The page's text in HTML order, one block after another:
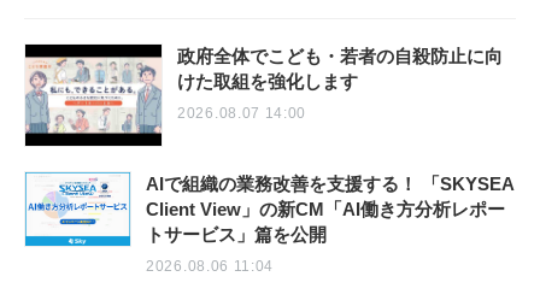
政府全体でこども・若者の自殺防止に向
けた取組を強化します
2026.08.07 14:00
AIで組織の業務改善を支援する！ 「SKYSEA
Client View」の新CM「AI働き方分析レポー
トサービス」篇を公開
2026.08.06 11:04